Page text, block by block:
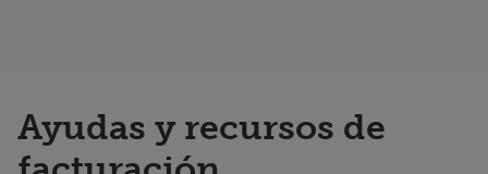
Ayudas y recursos de